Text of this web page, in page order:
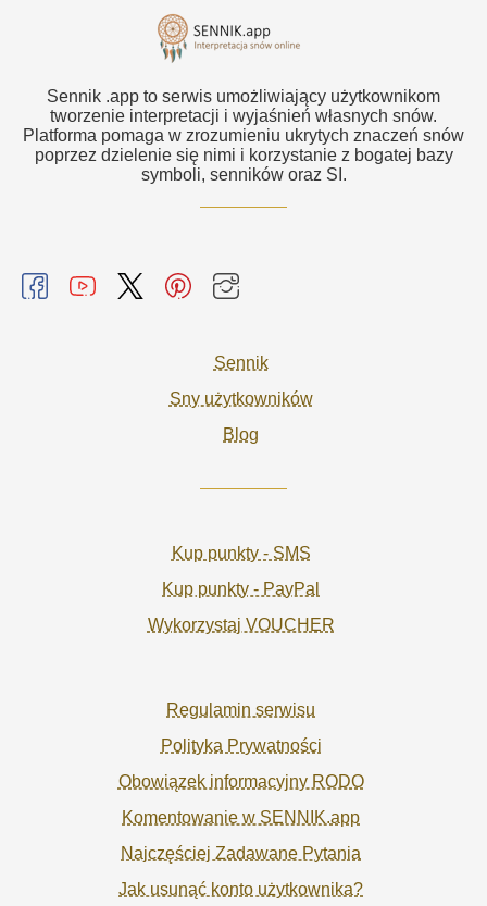
Sennik .app to serwis umożliwiający użytkownikom
tworzenie interpretacji i wyjaśnień własnych snów.
Platforma pomaga w zrozumieniu ukrytych znaczeń snów
poprzez dzielenie się nimi i korzystanie z bogatej bazy
symboli, senników oraz SI.
Sennik
Sny użytkowników
Blog
Kup punkty - SMS
Kup punkty - PayPal
Wykorzystaj VOUCHER
Regulamin serwisu
Polityka Prywatności
Obowiązek informacyjny RODO
Komentowanie w SENNIK.app
Najczęściej Zadawane Pytania
Jak usunąć konto użytkownika?